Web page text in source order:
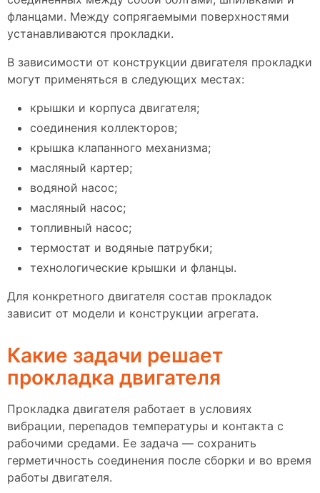
фланцами. Между сопрягаемыми поверхностями
устанавливаются прокладки.
В зависимости от конструкции двигателя прокладки
могут применяться в следующих местах:
крышки и корпуса двигателя;
соединения коллекторов;
крышка клапанного механизма;
масляный картер;
водяной насос;
масляный насос;
топливный насос;
термостат и водяные патрубки;
технологические крышки и фланцы.
Для конкретного двигателя состав прокладок
зависит от модели и конструкции агрегата.
Какие задачи решает
прокладка двигателя
Прокладка двигателя работает в условиях
вибрации, перепадов температуры и контакта с
рабочими средами. Ее задача — сохранить
герметичность соединения после сборки и во время
работы двигателя.